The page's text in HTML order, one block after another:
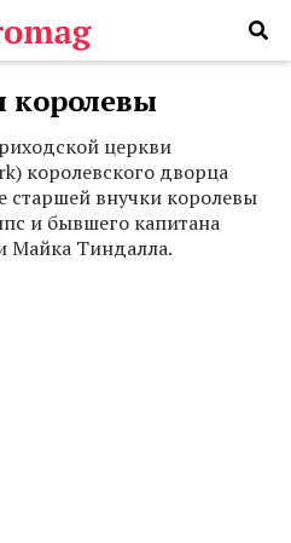
королевы
церкви
королевского дворца
внучки королевы
и бывшего капитана
Майка Тиндалла.